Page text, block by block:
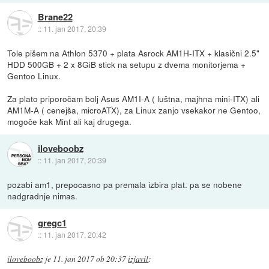
Brane22
:: 11. jan 2017, 20:39
Tole pišem na Athlon 5370 + plata Asrock AM1H-ITX + klasični 2.5"
HDD 500GB + 2 x 8GiB stick na setupu z dvema monitorjema +
Gentoo Linux.
Za plato priporočam bolj Asus AM1I-A ( luštna, majhna mini-ITX) ali
AM1M-A ( cenejša, microATX), za Linux zanjo vsekakor ne Gentoo,
mogoče kak Mint ali kaj drugega.
iloveboobz
:: 11. jan 2017, 20:39
pozabi am1, prepocasno pa premala izbira plat. pa se nobene
nadgradnje nimas.
gregc1
:: 11. jan 2017, 20:42
iloveboobz je 11. jan 2017 ob 20:37izjavil: